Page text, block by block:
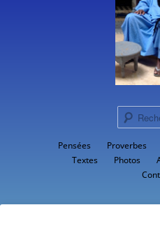
Pensées Proverbes
Textes
Photos